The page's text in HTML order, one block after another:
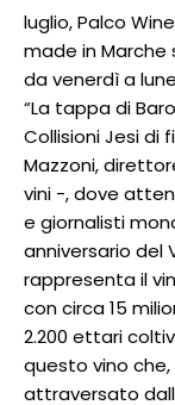
luglio, Palco
made in
da venerdì a
“La tappa di
Collisioni Jesi
Mazzoni,
vini -, dove
e giornalisti
anniversario del
rappresenta il
con circa 15
2.200 ettari
questo vino
attraversato